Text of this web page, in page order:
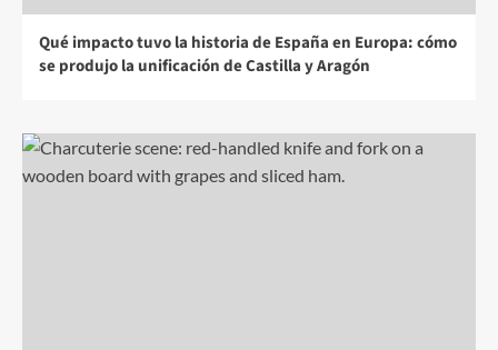
Qué impacto tuvo la historia de España en Europa: cómo
se produjo la unificación de Castilla y Aragón